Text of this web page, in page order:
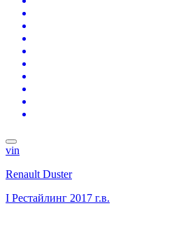
vin
Renault Duster
I Рестайлинг 2017 г.в.